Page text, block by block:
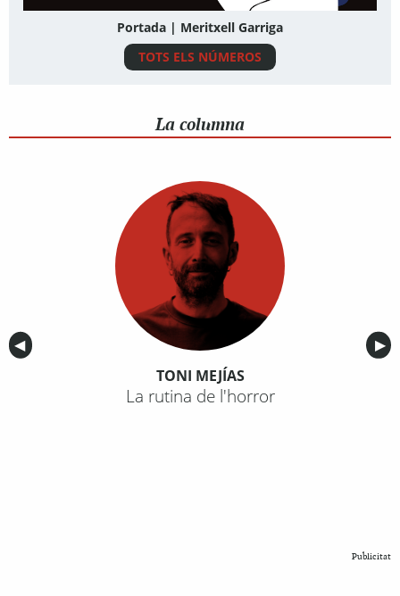
Portada | Meritxell Garriga
TOTS ELS NÚMEROS
La columna
Anterior
◀︎ ▶︎
TONI MEJÍAS
La rutina de l'horror
Publicitat